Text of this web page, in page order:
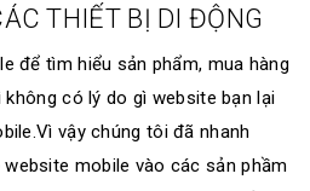
THIẾT BỊ DI ĐỘNG
để tìm hiểu sản phẩm, mua hàng
có lý do gì website bạn lại
vậy chúng tôi đã nhanh
mobile vào các sản phầm